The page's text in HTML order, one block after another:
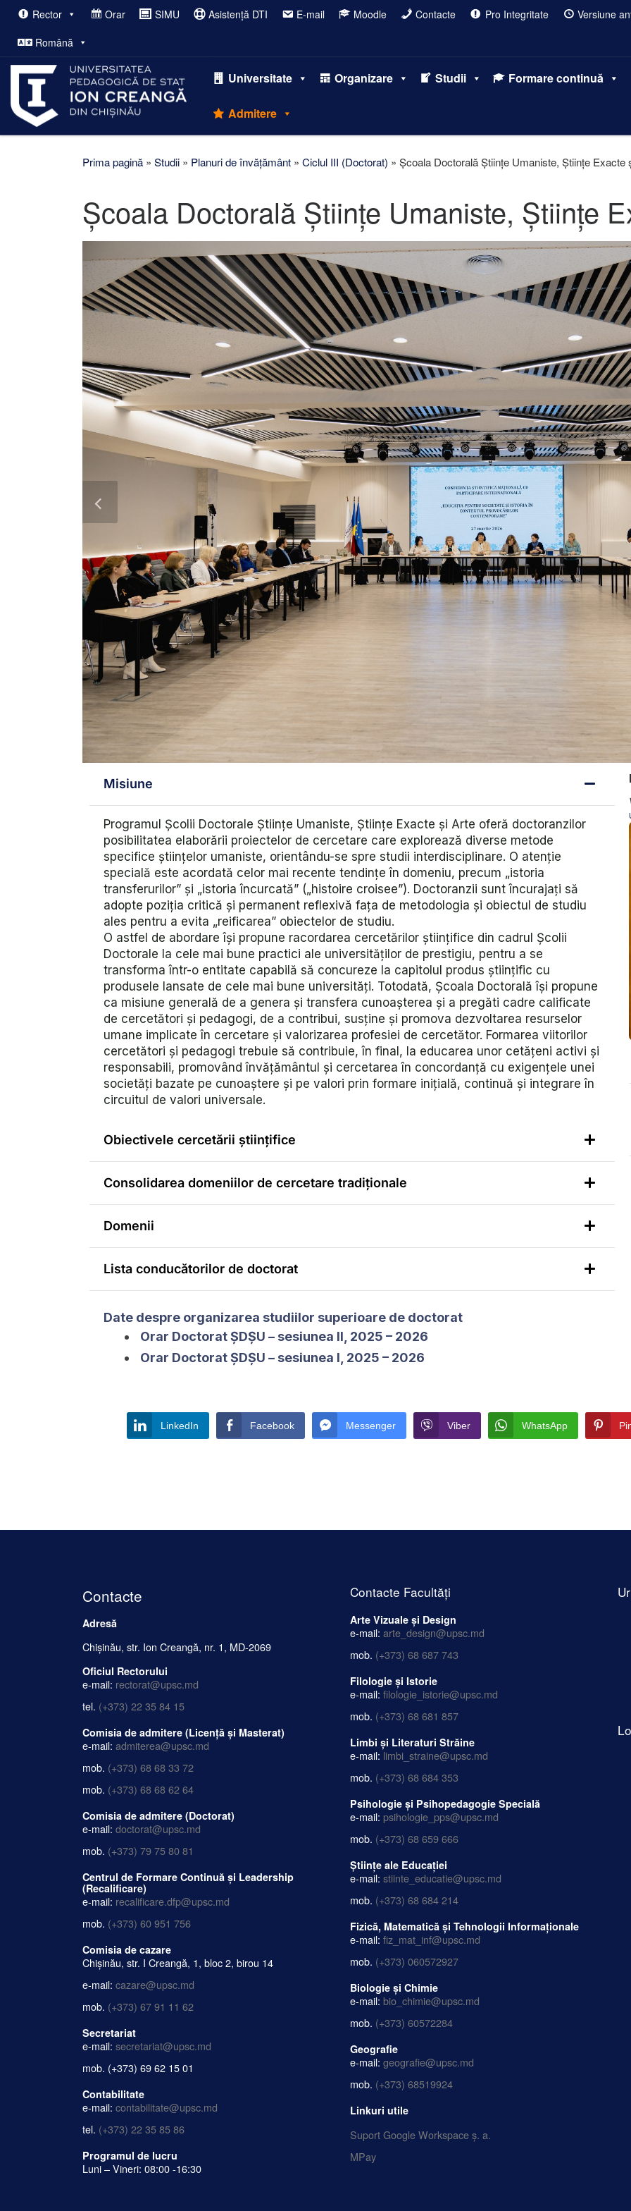
Afișează întregul conținut
Rector Orar SIMU Asistență DTI E-mail Moodle Contacte Pro Integritate
Versiune
Română
Universitate Organizare Studii Formare continuă
Admitere
Prima pagină » Studii » Planuri de învățământ » Ciclul III (Doctorat) » Școala Doctorală Științe Umaniste, Științe Exacte
Școala Doctorală Științe Umaniste, Științe
Misiune
Programul Școlii Doctorale Științe Umaniste, Științe Exacte și Arte oferă doctoranzilor
posibilitatea elaborării proiectelor de cercetare care explorează diverse metode
specifice ştiinţelor umaniste, orientându-se spre studii interdisciplinare. O atenţie
specială este acordată celor mai recente tendinţe în domeniu, precum „istoria
transferurilor” şi „istoria încurcată” („histoire croisee”). Doctoranzii sunt încurajaţi să
adopte poziţia critică şi permanent reflexivă faţa de metodologia şi obiectul de studiu
ales pentru a evita „reificarea” obiectelor de studiu.
O astfel de abordare îşi propune racordarea cercetărilor ştiinţifice din cadrul Școlii
Doctorale la cele mai bune practici ale universităţilor de prestigiu, pentru a se
transforma într-o entitate capabilă să concureze la capitolul produs ştiinţific cu
produsele lansate de cele mai bune universități. Totodată, Școala Doctorală îşi propune
ca misiune generală de a genera și transfera cunoașterea și a pregăti cadre calificate
de cercetători şi pedagogi, de a contribui, susţine şi promova dezvoltarea resurselor
umane implicate în cercetare şi valorizarea profesiei de cercetător. Formarea viitorilor
cercetători și pedagogi trebuie să contribuie, în final, la educarea unor cetățeni activi și
responsabili, promovând învățământul și cercetarea în concordanță cu exigențele unei
societăți bazate pe cunoaștere și pe valori prin formare inițială, continuă și integrare în
circuitul de valori universale.
Obiectivele cercetării ştiinţifice
Consolidarea domeniilor de cercetare tradiţionale
Domenii
Lista conducătorilor de doctorat
Date despre organizarea studiilor superioare de doctorat
Orar Doctorat ȘDȘU – sesiunea II, 2025 – 2026
Orar Doctorat ȘDȘU – sesiunea I, 2025 – 2026
LinkedIn Facebook Messenger Viber WhatsApp
Contacte
Adresă
Chișinău, str. Ion Creangă, nr. 1, MD-2069
Oficiul Rectorului
e-mail: rectorat@upsc.md
tel. (+373) 22 35 84 15
Comisia de admitere (Licență și Masterat)
e-mail: admiterea@upsc.md
mob. (+373) 68 68 33 72
mob. (+373) 68 68 62 64
Comisia de admitere (Doctorat)
e-mail: doctorat@upsc.md
mob. (+373) 79 75 80 81
Centrul de Formare Continuă și Leadership
(Recalificare)
e-mail: recalificare.dfp@upsc.md
mob. (+373) 60 951 756
Comisia de cazare
Chișinău, str. I Creangă, 1, bloc 2, birou 14
e-mail: cazare@upsc.md
mob. (+373) 67 91 11 62
Secretariat
e-mail: secretariat@upsc.md
mob. (+373) 69 62 15 01
Contabilitate
e-mail: contabilitate@upsc.md
tel. (+373) 22 35 85 86
Programul de lucru
Luni – Vineri: 08:00 -16:30
Contacte Facultăți
Arte Vizuale și Design
e-mail: arte_design@upsc.md
mob. (+373) 68 687 743
Filologie și Istorie
e-mail: filologie_istorie@upsc.md
mob. (+373) 68 681 857
Limbi și Literaturi Străine
e-mail: limbi_straine@upsc.md
mob. (+373) 68 684 353
Psihologie și Psihopedagogie Specială
e-mail: psihologie_pps@upsc.md
mob. (+373) 68 659 666
Științe ale Educației
e-mail: stiinte_educatie@upsc.md
mob. (+373) 68 684 214
Fizică, Matematică și Tehnologii Informaționale
e-mail: fiz_mat_inf@upsc.md
mob. (+373) 060572927
Biologie și Chimie
e-mail: bio_chimie@upsc.md
mob. (+373) 60572284
Geografie
e-mail: geografie@upsc.md
mob. (+373) 68519924
Linkuri utile
Suport Google Workspace ș. a.
MPay